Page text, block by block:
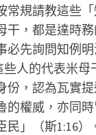
常規請教這些
，都是達時
必先詢問知例
些人的代表米
份，認為瓦實
的權威，亦同
民」（斯1:16）